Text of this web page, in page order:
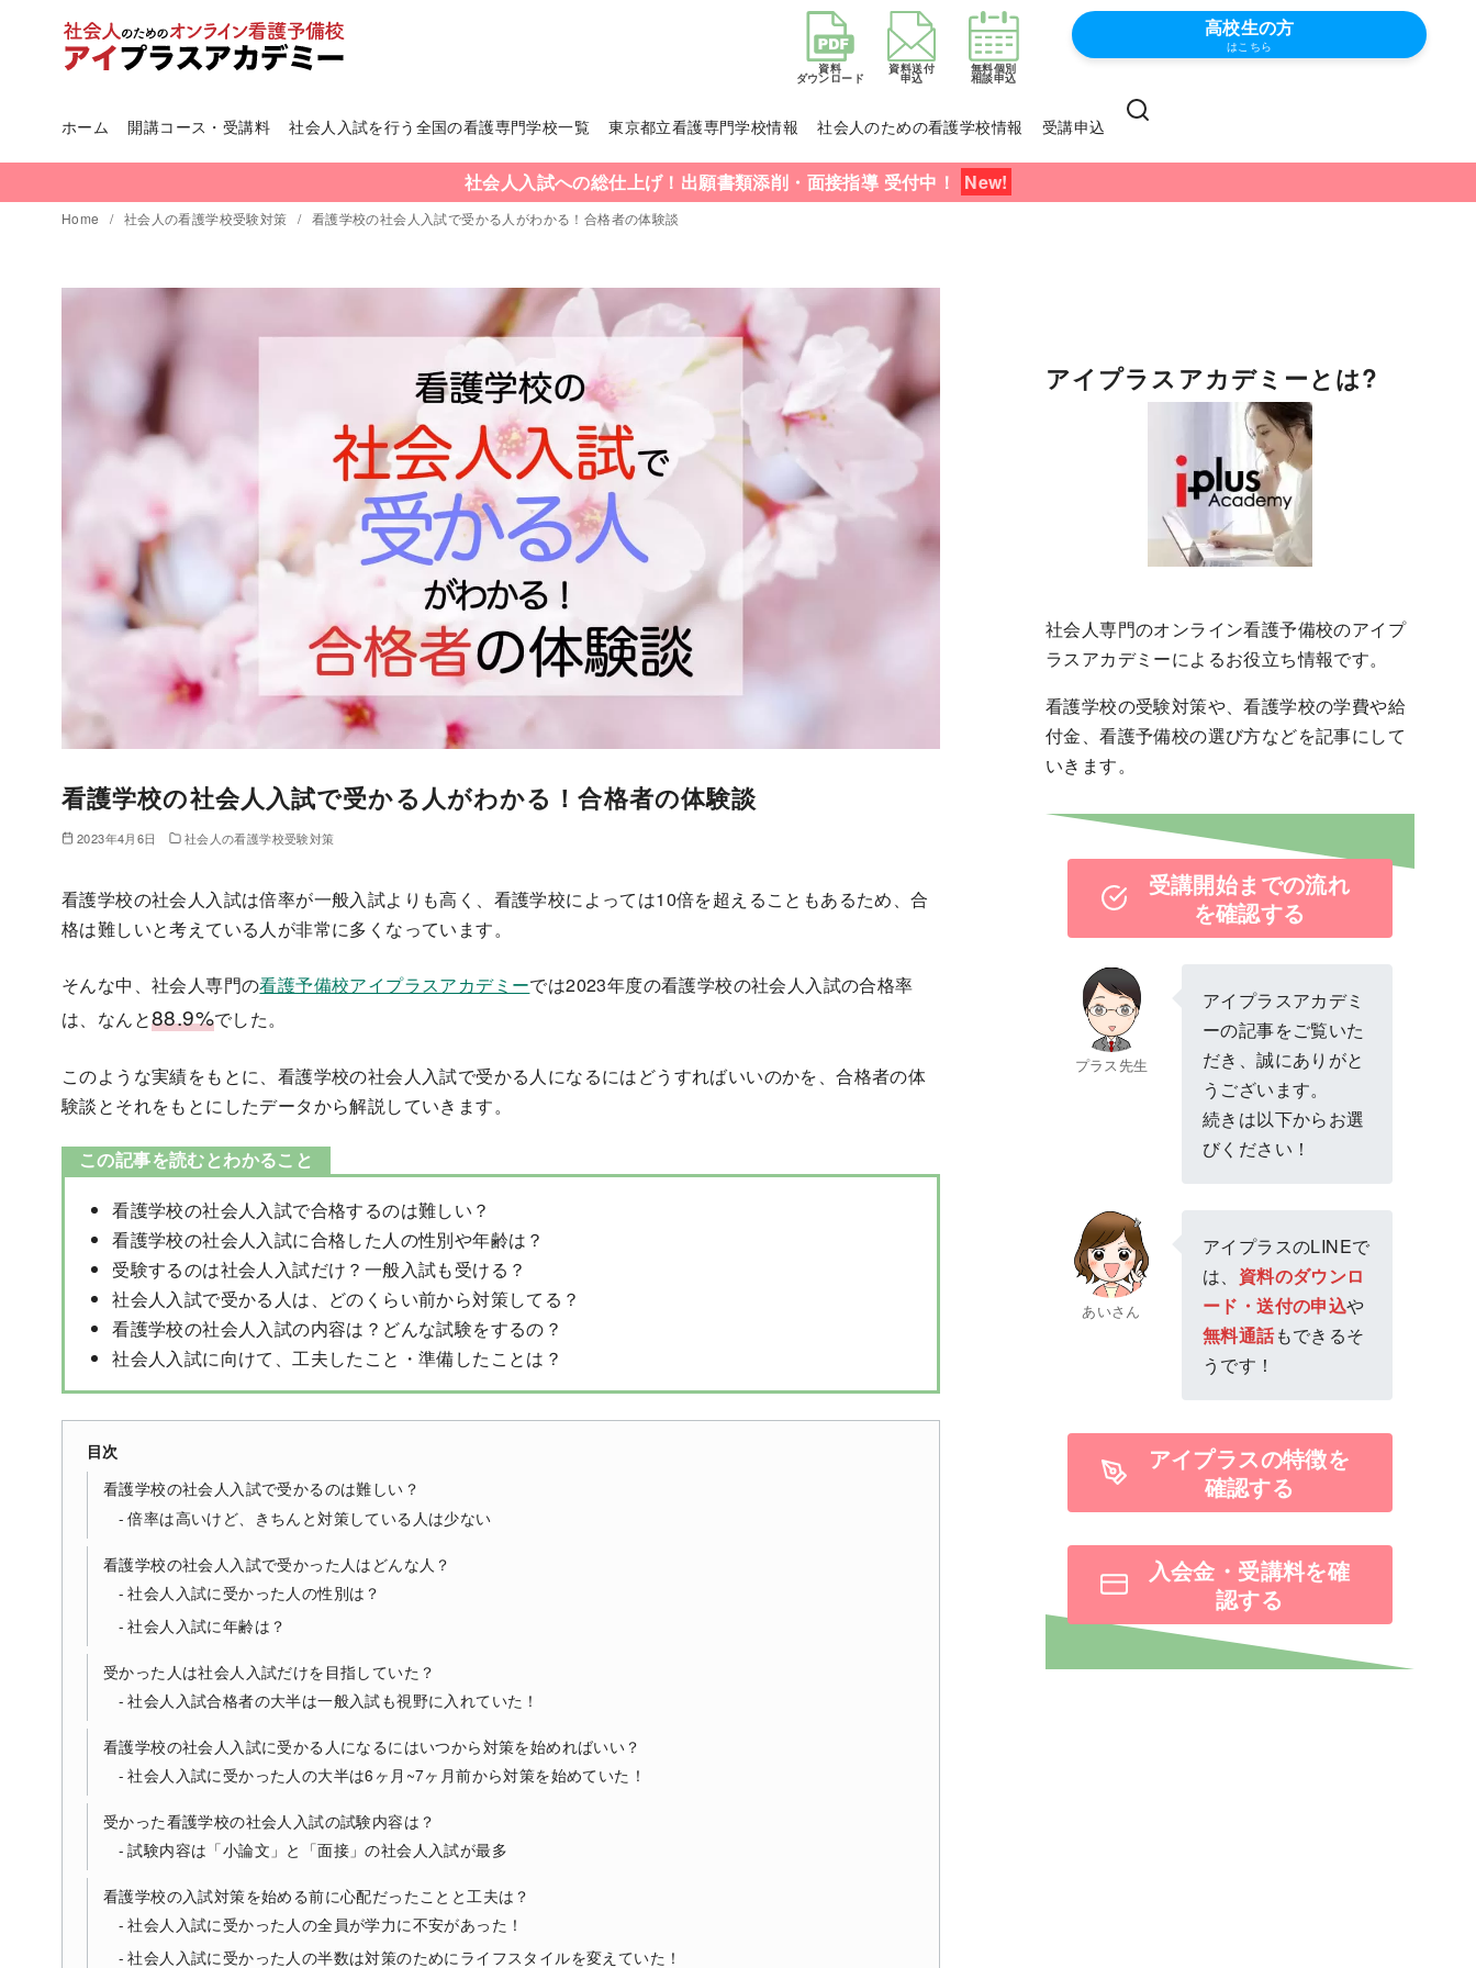
テ
高校生の方
はこちら
資料
ダウンロード
資料送付
申込
無料個別
相談申込
ホーム 開講コース・受講料 社会人入試を行う全国の看護専門学校一覧 東京都立看護専門学校情報 社会人のための看護学校情報 受講申込
社会人入試への総仕上げ！出願書類添削・面接指導 受付中！
Home 社会人の看護学校受験対策 看護学校の社会人入試で受かる人がわかる！合格者の体験談
看護学校の社会人入試で受かる人がわかる！合格者の体験談
2023年4月6日 社会人の看護学校受験対策
看護学校の社会人入試は倍率が一般入試よりも高く、看護学校によっては10倍を超えることもあるため、合
格は難しいと考えている人が非常に多くなっています。
そんな中、社会人専門の看護予備校アイプラスアカデミーでは2023年度の看護学校の社会人入試の合格率
は、なんと88.9%でした。
このような実績をもとに、看護学校の社会人入試で受かる人になるにはどうすればいいのかを、合格者の体
験談とそれをもとにしたデータから解説していきます。
この記事を読むとわかること
看護学校の社会人入試で合格するのは難しい？
看護学校の社会人入試に合格した人の性別や年齢は？
受験するのは社会人入試だけ？一般入試も受ける？
社会人入試で受かる人は、どのくらい前から対策してる？
看護学校の社会人入試の内容は？どんな試験をするの？
社会人入試に向けて、工夫したこと・準備したことは？
目次
看護学校の社会人入試で受かるのは難しい？
倍率は高いけど、きちんと対策している人は少ない
看護学校の社会人入試で受かった人はどんな人？
社会人入試に受かった人の性別は？
社会人入試に年齢は？
受かった人は社会人入試だけを目指していた？
社会人入試合格者の大半は一般入試も視野に入れていた！
看護学校の社会人入試に受かる人になるにはいつから対策を始めればいい？
社会人入試に受かった人の大半は6ヶ月~7ヶ月前から対策を始めていた！
受かった看護学校の社会人入試の試験内容は？
試験内容は「小論文」と「面接」の社会人入試が最多
看護学校の入試対策を始める前に心配だったことと工夫は？
社会人入試に受かった人の全員が学力に不安があった！
社会人入試に受かった人の半数は対策のためにライフスタイルを変えていた！
アイプラスアカデミーとは?
社会人専門のオンライン看護予備校のアイプ
ラスアカデミーによるお役立ち情報です。
看護学校の受験対策や、看護学校の学費や給
付金、看護予備校の選び方などを記事にして
いきます。
受講開始までの流れ
を確認する
プラス先生
アイプラスアカデミ
ーの記事をご覧いた
だき、誠にありがと
うございます。
続きは以下からお選
びください！
あいさん
アイプラスのLINEで
は、 資料のダウンロ
ード・送付の申込や
無料通話もできるそ
うです！
アイプラスの特徴を
確認する
入会金・受講料を確
認する